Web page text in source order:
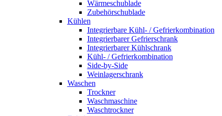
Wärmeschublade
Zubehörschublade
Kühlen
Integrierbare Kühl- / Gefrierkombination
Integrierbarer Gefrierschrank
Integrierbarer Kühlschrank
Kühl- / Gefrierkombination
Side-by-Side
Weinlagerschrank
Waschen
Trockner
Waschmaschine
Waschtrockner